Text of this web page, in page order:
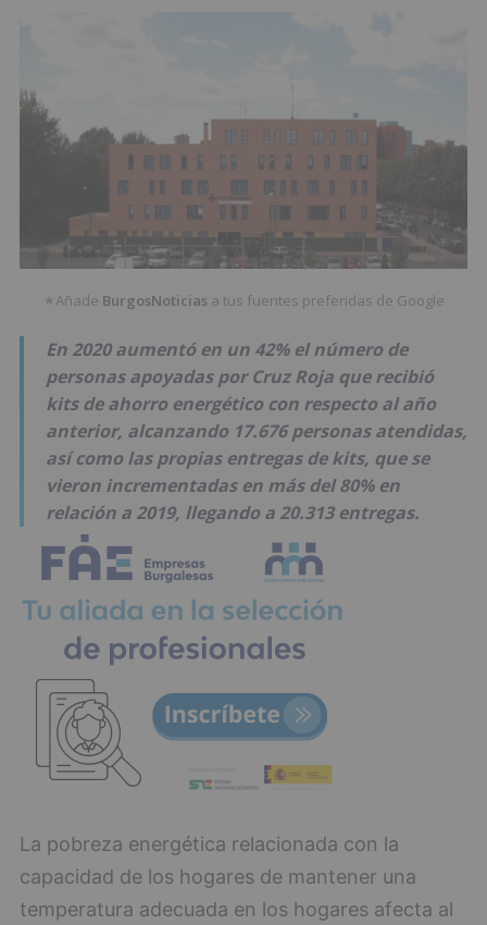
★Añade BurgosNoticias a tus fuentes preferidas de Google
En 2020 aumentó en un 42% el número de
personas apoyadas por Cruz Roja que recibió
kits de ahorro energético con respecto al año
anterior, alcanzando 17.676 personas atendidas,
así como las propias entregas de kits, que se
vieron incrementadas en más del 80% en
relación a 2019, llegando a 20.313 entregas.
La pobreza energética relacionada con la
capacidad de los hogares de mantener una
temperatura adecuada en los hogares afecta al